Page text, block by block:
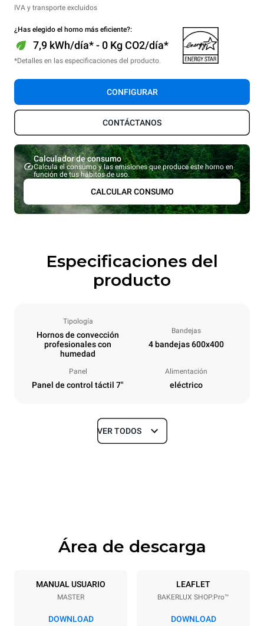
IVA y transporte excluidos
¿Has elegido el horno más eficiente?:
7,9 kWh/día* - 0 Kg CO2/día*
*Detalles en las especificaciones del producto.
CONFIGURAR
CONTÁCTANOS
Calculador de consumo
Calcula el consumo y las emisiones que produce este horno en
función de tus hábitos de uso.
CALCULAR CONSUMO
Especificaciones del
producto
Tipología
Hornos de convección
profesionales con
humedad
Bandejas
4 bandejas 600x400
Panel
Panel de control táctil 7"
Alimentación
eléctrico
Tamaños
Especificaciones de la bandeja
4 600x400
Distancia entre bandejas
VER TODOS
Área de descarga
MANUAL USUARIO
MASTER
DOWNLOAD
LEAFLET
BAKERLUX SHOP.Pro™
DOWNLOAD